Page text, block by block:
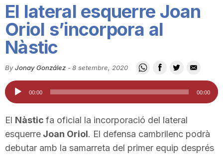
C
u
t
El lateral esquerre Joan
Oriol s’incorpora al
Nàstic
By Jonay González -8 setembre, 2020
Reproductor
d'àudio
00:00 00:00
El Nàstic fa oficial la incorporació del lateral
esquerre Joan Oriol. El defensa cambrilenc podrà
debutar amb la samarreta del primer equip després